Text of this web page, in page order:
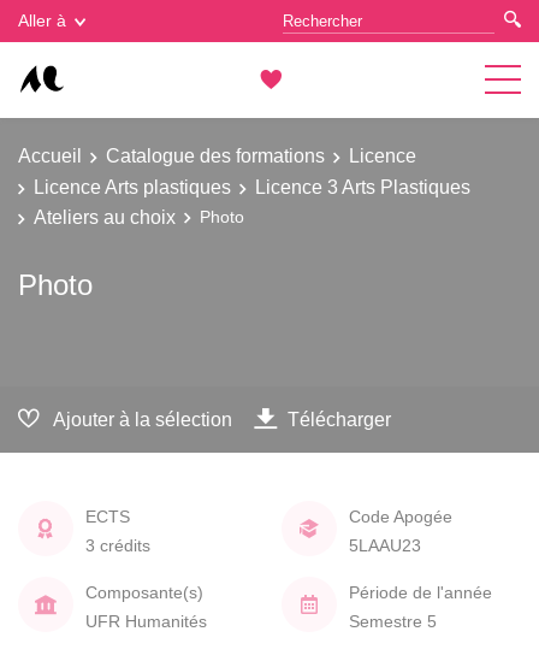
Aller à
Accueil Catalogue des formations
Licence
Licence Arts plastiques
Licence 3 Arts Plastiques
Ateliers au choix
Photo
Photo
Ajouter à la sélection Télécharger
ECTS
3 crédits
Code Apogée
5LAAU23
Composante(s)
UFR Humanités
Période de l'année
Semestre 5
Gestion des cookies